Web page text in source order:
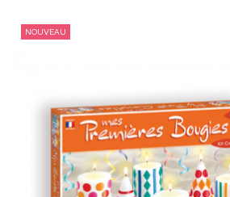
NOUVEAU